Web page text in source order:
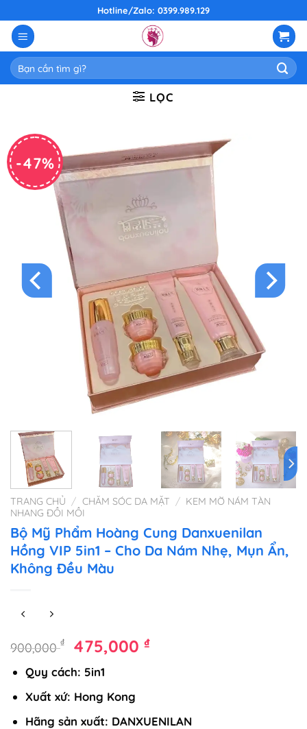
content
Hotline/Zalo: 0399.989.129
Tìm
kiếm:
LỌC
-47%
TRANG CHỦ / CHĂM SÓC DA MẶT / KEM MỜ NÁM TÀN
NHANG ĐỒI MỒI
Bộ Mỹ Phẩm Hoàng Cung Danxuenilan
Hồng VIP 5in1 – Cho Da Nám Nhẹ, Mụn Ẩn,
Không Đều Màu
900,000₫
Giá
gốc
là:
900,000 ₫.
475,000₫Giá
475,000 ₫.
Quy cách: 5in1
Xuất xứ: Hong Kong
Hãng sản xuất: DANXUENILAN